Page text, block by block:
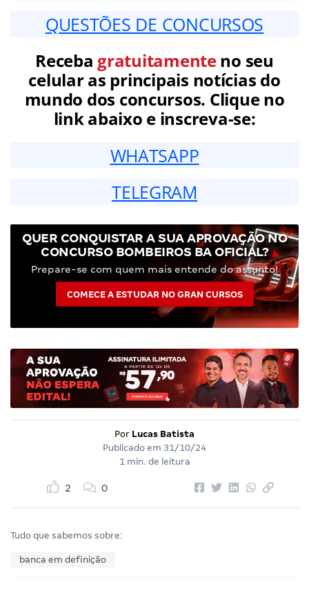
QUESTÕES DE CONCURSOS
Receba gratuitamenteno seu
celular as principais notícias do
mundo dos concursos. Clique no
link abaixo e inscreva-se:
WHATSAPP
TELEGRAM
QUER CONQUISTAR A SUA APROVAÇÃO NO
CONCURSO BOMBEIROS BA OFICIAL?
Prepare-se com quem mais entende do assunto!
COMECE A ESTUDAR NO GRAN CURSOS
Por Lucas Batista
Publicado em 31/10/24
1 min. de leitura
2 0
Tudo que sabemos sobre:
banca em definição